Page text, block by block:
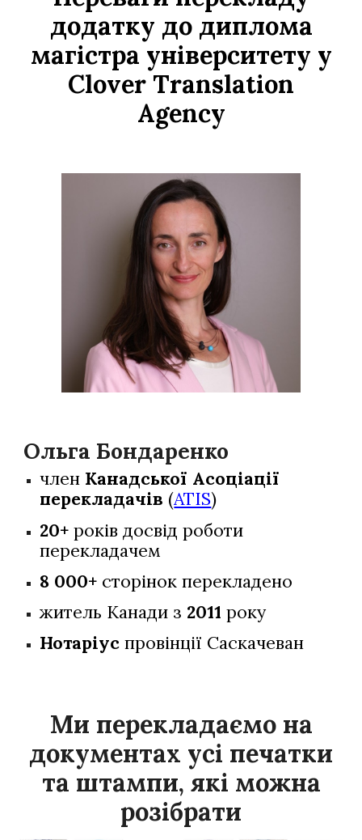
додатку до диплома
магістра університету у
Clover Translation
Agency
Ольга Бондаренко
член Канадської Асоціації
перекладачів (ATIS)
20+років досвід роботи
перекладачем
8 000+ сторінок перекладено
житель Канади з 2011 року
Нотаріус провінції Саскачеван
Ми перекладаємо на
документах усі печатки
та штампи, які можна
розібрати